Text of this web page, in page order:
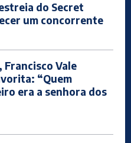
do Secret
um concorrente
Vale
“Quem
era a senhora dos